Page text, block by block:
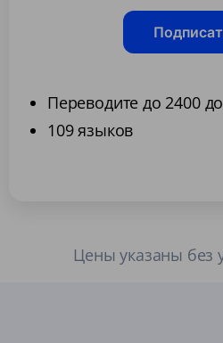
Переводите до 2400
109 языков
Цены указаны без